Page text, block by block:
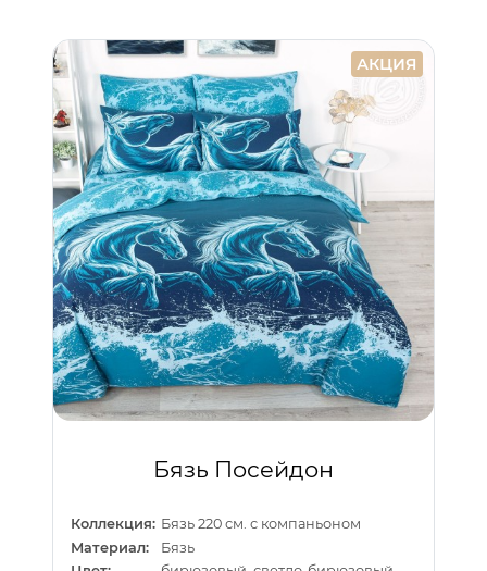
АКЦИЯ
Бязь Посейдон
Коллекция: Бязь 220 см. с компаньоном
Материал:
Бязь